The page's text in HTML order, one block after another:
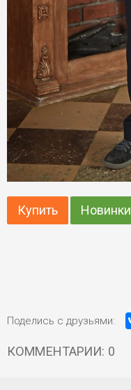
Купить Новинки
Поделись с друзьями:
КОММЕНТАРИИ: 0